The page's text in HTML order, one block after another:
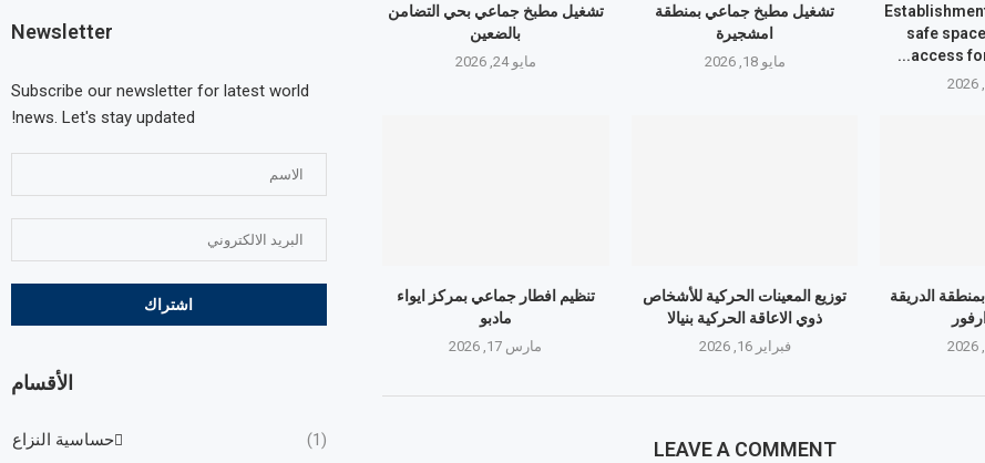
تشغيل مطبخ جماعي بحي التضامن
بالضعين
مايو 24, 2026
تشغيل مطبخ جماعي بمنطقة
امشجيرة
مايو 18, 2026
safe
access
تنظيم افطار جماعي بمركز ايواء
مادبو
مارس 17, 2026
توزيع المعينات الحركية للأشخاص
ذوي الاعاقة الحركية بنيالا
فبراير 16, 2026
الدريقة
LEAVE A COMMENT
Newsletter
Subscribe our newsletter for latest world
news. Let's stay updated!
الأقسام
حساسية النزاع (1)